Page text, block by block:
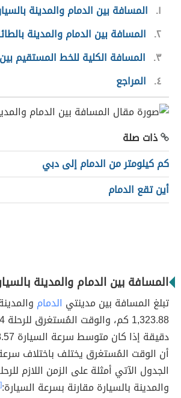
١
المسافة بين الدمام والمدينة
٢ المسافة بين الدمام والمدينة
٣
المسافة الكلية للخط المستقيم
٤
المراجع
ذات صلة
كم كيلومتر من الدمام إلى دبي
أين تقع الدمام
المسافة بين الدمام والمدينة
تبلغ المسافة بين مدينتي الدمام
أن الوقت المُستغرق يختلف باختلاف
الجدول الآتي أمثلة على الزمن اللازم
والمدينة بالسيارة مقارنة بسرعة السيارة:[٢]